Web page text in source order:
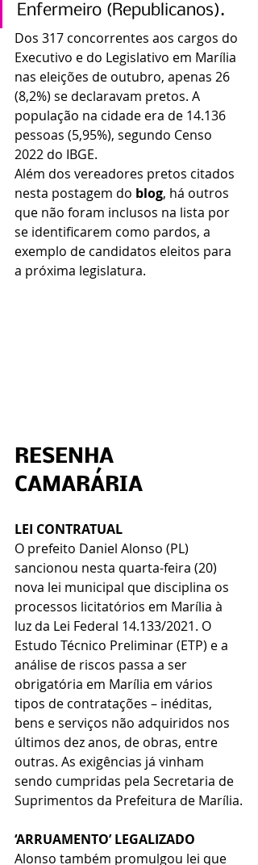
Enfermeiro (Republicanos).
Dos 317 concorrentes aos cargos do
Executivo e do Legislativo em Marília
nas eleições de outubro, apenas 26
(8,2%) se declaravam pretos. A
população na cidade era de 14.136
pessoas (5,95%), segundo Censo
2022 do IBGE.
Além dos vereadores pretos citados
nesta postagem do blog, há outros
que não foram inclusos na lista por
se identificarem como pardos, a
exemplo de candidatos eleitos para
a próxima legislatura.
RESENHA
CAMARÁRIA
LEI CONTRATUAL
O prefeito Daniel Alonso (PL)
sancionou nesta quarta-feira (20)
nova lei municipal que disciplina os
processos licitatórios em Marília à
luz da Lei Federal 14.133/2021. O
Estudo Técnico Preliminar (ETP) e a
análise de riscos passa a ser
obrigatória em Marília em vários
tipos de contratações – inéditas,
bens e serviços não adquiridos nos
últimos dez anos, de obras, entre
outras. As exigências já vinham
sendo cumpridas pela Secretaria de
Suprimentos da Prefeitura de Marília.
‘ARRUAMENTO’ LEGALIZADO
Alonso também promulgou lei que